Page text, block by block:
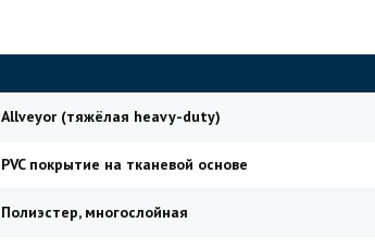
Allveyor (тяжёлая heavy-duty)
PVC покрытие на тканевой основе
Полиэстер, многослойная